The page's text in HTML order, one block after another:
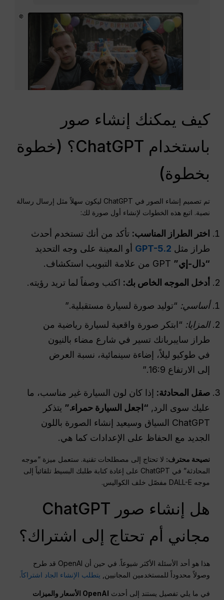
كيف يمكنك إنشاء صور
باستخدام ChatGPT؟ (خطوة
بخطوة)
تم تصميم إنشاء الصور في ChatGPT ليكون سهلاً مثل إرسال رسالة
نصية. اتبع هذه الخطوات لإنشاء أول صورة لك:
اختر الطراز المناسب: تأكد من أنك تستخدم أحدث
طراز مثل GPT-5.2 أو المعينة على وجه التحديد
“دال-إي”
أدخل الموجه الخاص بك: اكتب وصفاً لما تريد رؤيته.
أساسي: “توليد صورة لسيارة مستقبلية.”
المزايا: “ابتكر صورة واقعية لسيارة رياضية من
طراز سايبربانك تسير في شارع مضاء بالنيون
في طوكيو ليلاً، إضاءة سينمائية، نسبة العرض
إلى الارتفاع 16:9.”
صقل المحادثة: إذا كان لون السيارة غير مناسب، ما
عليك سوى الرد, “اجعل السيارة حمراء.” يتذكر
ChatGPT السياق وسيعيد إنشاء الصورة باللون
الجديد مع الحفاظ على الإعدادات كما هي.
نصيحة محترف: لا تحتاج إلى مصطلحات تقنية. ستعمل ميزة “موجه
المحادثة” في ChatGPT على إعادة كتابة طلبك البسيط تلقائياً إلى
موجه DALL-E مفصّل خلف الكواليس.
هل إنشاء صور ChatGPT
مجاني أم تحتاج إلى اشتراك؟
هذا هو أحد الأسئلة الأكثر شيوعاً. في حين أن OpenAI قد طرح
وصولاً محدوداً للمستخدمين المجانيين, يتطلب الإنشاء الجاد اشتراكاً.
في ما يلي تفصيل يستند إلى أحدث OpenAI الأسعار والميزات